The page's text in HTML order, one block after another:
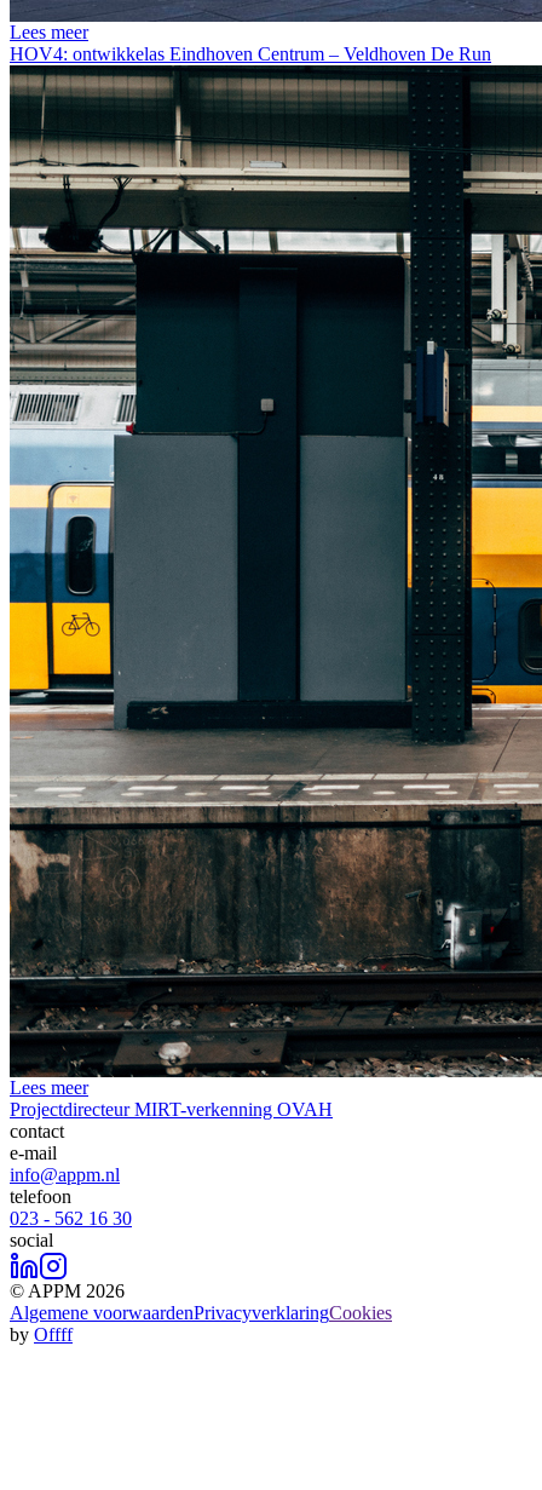
Lees meer
HOV4: ontwikkelas Eindhoven Centrum – Veldhoven De Run
Lees meer
Projectdirecteur MIRT-verkenning OVAH
contact
e-mail
info@appm.nl
telefoon
023 - 562 16 30
social
© APPM 2026
Algemene voorwaardenPrivacyverklaringCookies
by Offff